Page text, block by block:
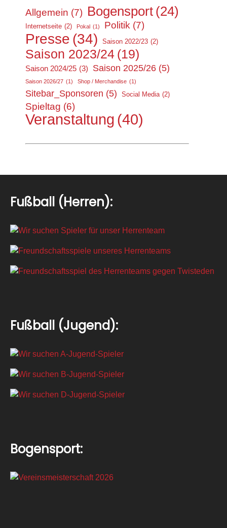
Allgemein (7) Bogensport (24)
Internetseite (2) Pokal (1) Politik (7)
Presse (34) Saison 2022/23 (2)
Saison 2023/24 (19)
Saison 2024/25 (3) Saison 2025/26 (5)
Saison 2026/27 (1) Shop / Merchandise (1)
Sitebar_Sponsoren (5) Social Media (2)
Spieltag (6)
Veranstaltung (40)
Fußball (Herren):
Fußball (Jugend):
Bogensport: